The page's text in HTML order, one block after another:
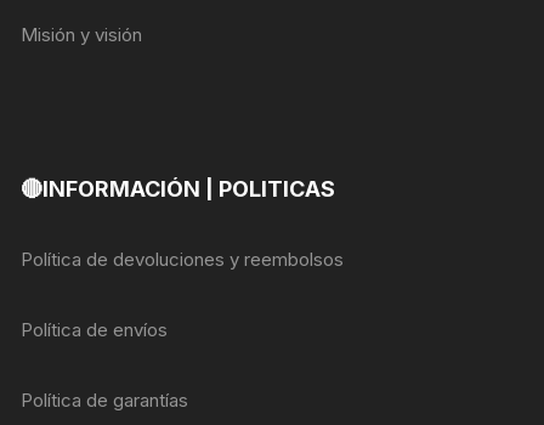
Misión y visión
🔴INFORMACIÓN | POLITICAS
Política de devoluciones y reembolsos
Política de envíos
Política de garantías